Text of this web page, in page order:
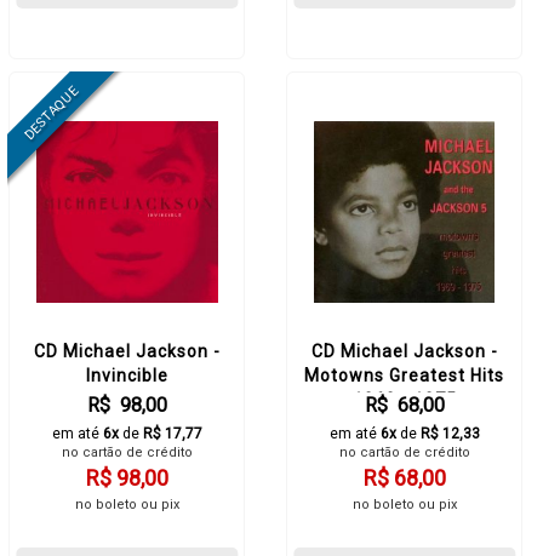
CD Michael Jackson -
Invincible
R$ 98,00
em até 6xde R$ 17,77
no cartão de crédito
R$ 98,00
no boleto ou pix
CD Michael Jackson -
Motowns Greatest Hits
1969 - 1975
R$ 68,00
em até 6xde R$ 12,33
no cartão de crédito
R$ 68,00
no boleto ou pix